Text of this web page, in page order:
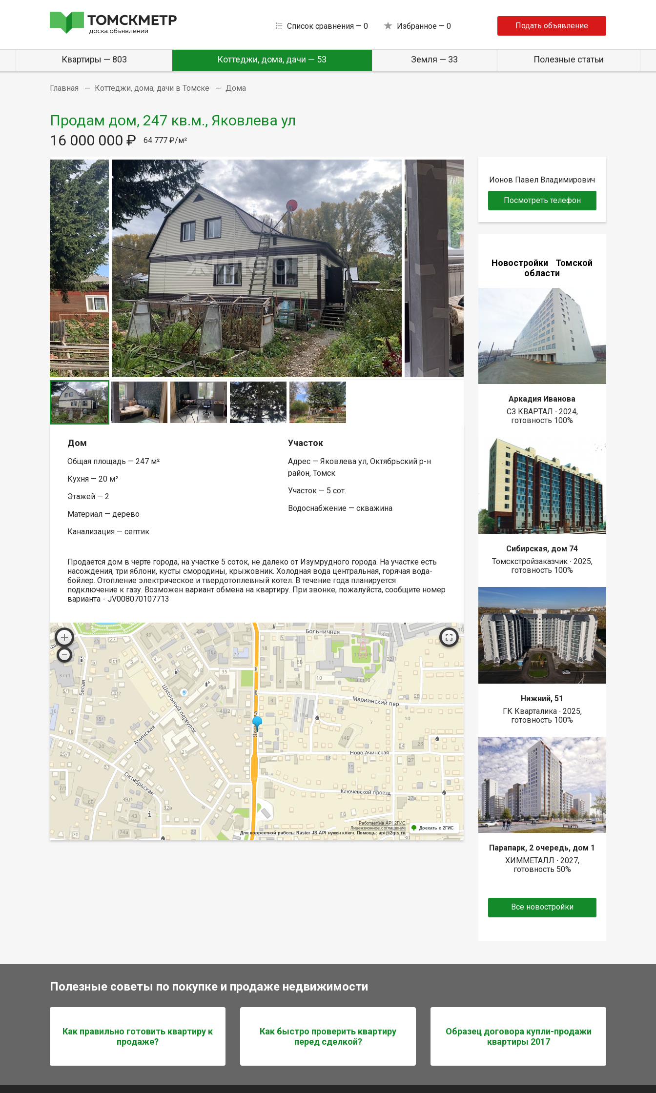
Список сравнения — 0 Избранное — 0 Подать объявление
Квартиры — 803 Коттеджи, дома, дачи — 53 Земля — 33 Полезные статьи
Главная Коттеджи, дома, дачи в Томске Дома
Продам дом, 247 кв.м., Яковлева ул
16 000 000 ₽
64 777 ₽/м²
Дом
Общая площадь — 247 м²
Кухня — 20 м²
Этажей — 2
Материал — дерево
Канализация — септик
Участок
Адрес — Яковлева ул, Октябрьский р-н
район, Томск
Участок — 5 сот.
Водоснабжение — скважина
Продается дом в черте города, на участке 5 соток, не далеко от Изумрудного города. На участке есть
насождения, три яблони, кусты смородины, крыжовник. Холодная вода центральная, горячая вода-
бойлер. Отопление электрическое и твердотоплевный котел. В течение года планируется
подключение к газу. Возможен вариант обмена на квартиру. При звонке, пожалуйста, сообщите номер
варианта - JV008070107713
Работает на API 2ГИС
Лицензионное соглашение
Для корректной работы Raster JS API нужен ключ. Помощь: api@2gis.ru
Доехать с 2ГИС
Ионов Павел Владимирович
Посмотреть телефон
Новостройки Томской
области
Аркадия Иванова
СЗ КВАРТАЛ ∙ 2024,
готовность 100%
Сибирская, дом 74
Томскстройзаказчик ∙ 2025,
готовность 100%
Нижний, 51
ГК Кварталика ∙ 2025,
готовность 100%
Парапарк, 2 очередь, дом 1
ХИММЕТАЛЛ ∙ 2027,
готовность 50%
Все новостройки
Полезные советы по покупке и продаже недвижимости
Как правильно готовить квартиру к
продаже?
Как быстро проверить квартиру
перед сделкой?
Образец договора купли-продажи
квартиры 2017